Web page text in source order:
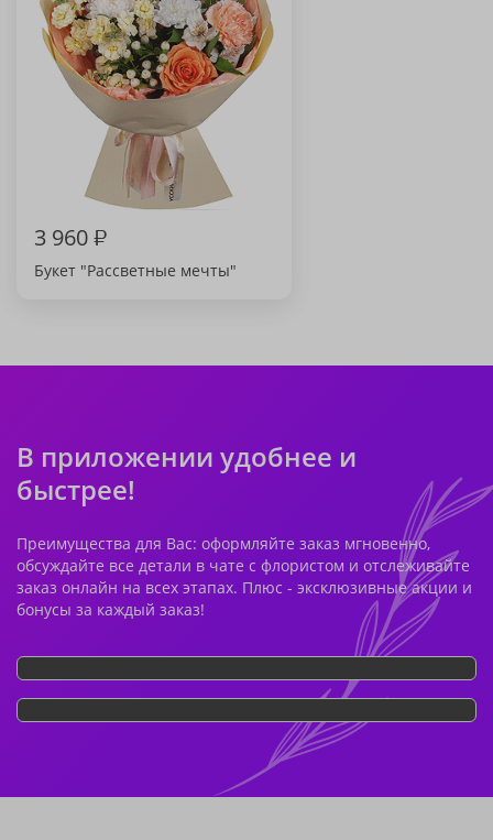
3 960₽
Букет "Рассветные мечты"
В приложении удобнее и
быстрее!
Преимущества для Вас: оформляйте заказ мгновенно,
обсуждайте все детали в чате с флористом и отслеживайте
заказ онлайн на всех этапах. Плюс - эксклюзивные акции и
бонусы за каждый заказ!